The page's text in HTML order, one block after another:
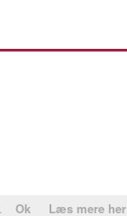
Ok Læs mere her